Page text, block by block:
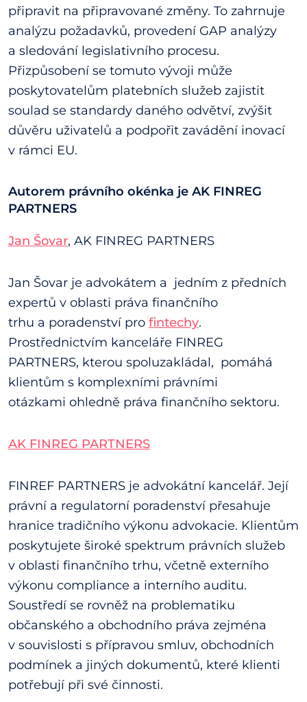
připravit na připravované změny. To zahrnuje
analýzu požadavků, provedení GAP analýzy
a sledování legislativního procesu.
Přizpůsobení se tomuto vývoji může
poskytovatelům platebních služeb zajistit
soulad se standardy daného odvětví, zvýšit
důvěru uživatelů a podpořit zavádění inovací
v rámci EU.
Autorem právního okénka je AK FINREG
PARTNERS
Jan Šovar, AK FINREG PARTNERS
Jan Šovar je advokátem a jedním z předních
expertů v oblasti práva finančního
trhu a poradenství pro fintechy.
Prostřednictvím kanceláře FINREG
PARTNERS, kterou spoluzakládal, pomáhá
klientům s komplexními právními
otázkami ohledně práva finančního sektoru.
AK FINREG PARTNERS
FINREF PARTNERS je advokátní kancelář. Její
právní a regulatorní poradenství přesahuje
hranice tradičního výkonu advokacie. Klientům
poskytujete široké spektrum právních služeb
v oblasti finančního trhu, včetně externího
výkonu compliance a interního auditu.
Soustředí se rovněž na problematiku
občanského a obchodního práva zejména
v souvislosti s přípravou smluv, obchodních
podmínek a jiných dokumentů, které klienti
potřebují při své činnosti.